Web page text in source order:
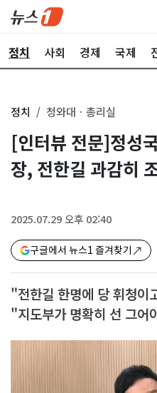
정치 사회 경제 국제
정치 청와대ㆍ총리실
[인터뷰 전문]정성
장, 전한길 과감히
2025.07.29 오후 02:40
구글에서 뉴스1 즐겨찾기
"전한길 한명에 당 휘청
"지도부가 명확히 선 그